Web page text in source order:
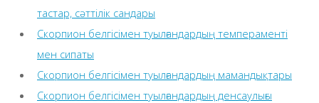
тастар, сәттілік сандары
Скорпион белгісімен туылғандардың темпераменті
мен сипаты
Скорпион белгісімен туылғандардың мамандықтары
Скорпион белгісімен туылғандардың денсаулығы